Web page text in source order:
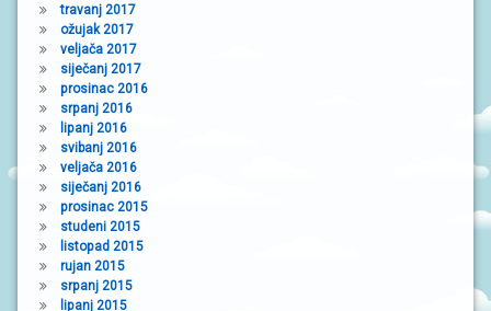
travanj 2017
ožujak 2017
veljača 2017
siječanj 2017
prosinac 2016
srpanj 2016
lipanj 2016
svibanj 2016
veljača 2016
siječanj 2016
prosinac 2015
studeni 2015
listopad 2015
rujan 2015
srpanj 2015
lipanj 2015